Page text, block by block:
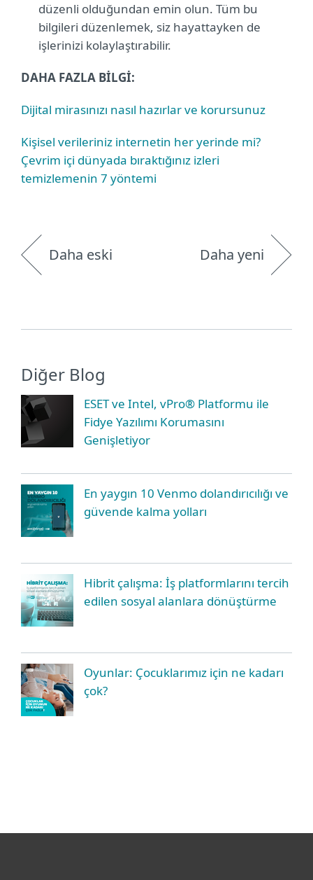
düzenli olduğundan emin olun. Tüm bu
bilgileri düzenlemek, siz hayattayken de
işlerinizi kolaylaştırabilir.
DAHA FAZLA BİLGİ:
Dijital mirasınızı nasıl hazırlar ve korursunuz
Kişisel verileriniz internetin her yerinde mi?
Çevrim içi dünyada bıraktığınız izleri
temizlemenin 7 yöntemi
Daha eski Daha yeni
Diğer Blog
ESET ve Intel, vPro® Platformu ile
Fidye Yazılımı Korumasını
Genişletiyor
En yaygın 10 Venmo dolandırıcılığı ve
güvende kalma yolları
Hibrit çalışma: İş platformlarını tercih
edilen sosyal alanlara dönüştürme
Oyunlar: Çocuklarımız için ne kadarı
çok?